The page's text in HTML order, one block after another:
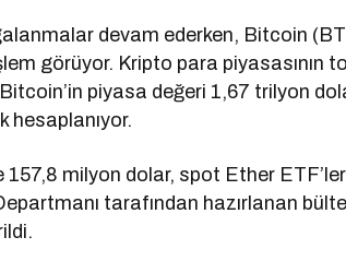
devam ederken, Bitcoin
görüyor. Kripto para piyasasının
piyasa değeri 1,67 trilyon
hesaplanıyor.
milyon dolar, spot Ether
tarafından hazırlanan